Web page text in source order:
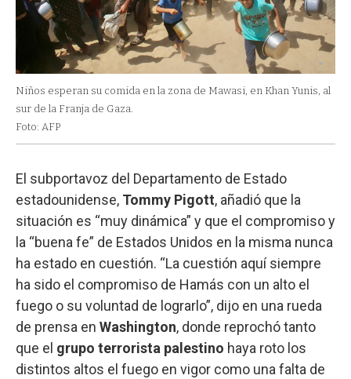
Niños esperan su comida en la zona de Mawasi, en Khan Yunis, al
sur de la Franja de Gaza.
Foto: AFP
El subportavoz del Departamento de Estado
estadounidense, Tommy Pigott, añadió que la
situación es “muy dinámica” y que el compromiso y
la “buena fe” de Estados Unidos en la misma nunca
ha estado en cuestión. “La cuestión aquí siempre
ha sido el compromiso de Hamás con un alto el
fuego o su voluntad de lograrlo”, dijo en una rueda
de prensa en Washington, donde reprochó tanto
que el grupo terrorista palestino haya roto los
distintos altos el fuego en vigor como una falta de